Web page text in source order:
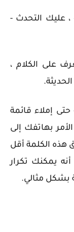
، عليك التحدث -
على الكلام ،
إملاء قائمة
بهاتفك إلى
هذه الكلمة أقل
يمكنك تكرار
بشكل مثالي.